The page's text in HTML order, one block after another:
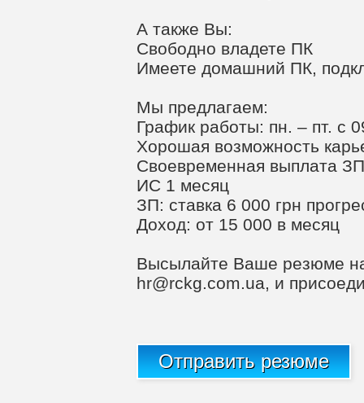
А также Вы:
Свободно владете ПК
Имеете домашний ПК,
Мы предлагаем:
График работы: пн. – пт. с
Хорошая возможность
Своевременная выплата ЗП
ИС 1 месяц
ЗП: ставка 6 000 грн
Доход: от 15 000 в месяц
Высылайте Ваше резюме
hr@rckg.com.ua, и
Отправить резюме